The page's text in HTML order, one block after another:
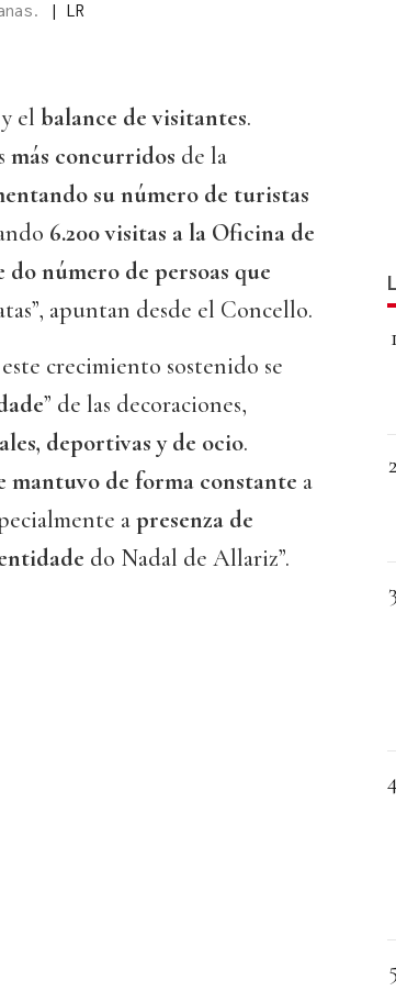
| LR
el balance de visitantes.
más concurridos de la
su número de turistas
6.200 visitas a la Oficina de
do número de persoas que
apuntan desde el Concello.
crecimiento sostenido se
” de las decoraciones,
deportivas y de ocio.
mantuvo de forma constante a
apresenza de
do Nadal de Allariz”.